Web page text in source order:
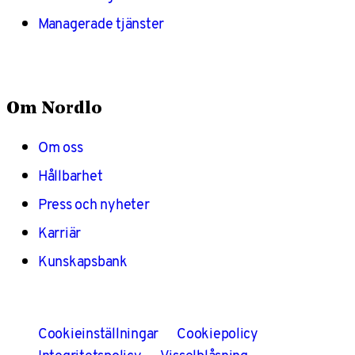
Managerade tjänster
Om Nordlo
Om oss
Hållbarhet
Press och nyheter
Karriär
Kunskapsbank
Cookieinställningar
Cookiepolicy